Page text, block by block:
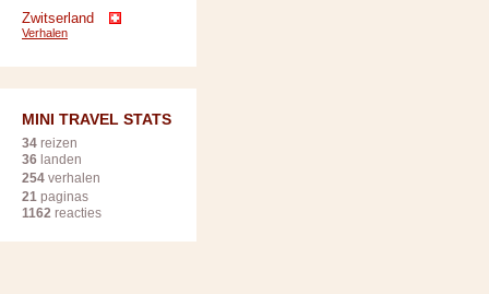
Zwitserland
Verhalen
MINI TRAVEL STATS
34 reizen
36 landen
254 verhalen
21 paginas
1162 reacties